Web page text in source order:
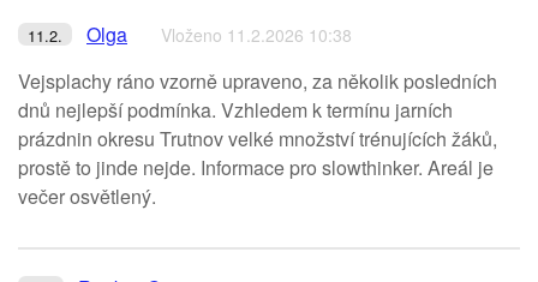
11.2. Olga Vloženo 11.2.2026 10:38
Vejsplachy ráno vzorně upraveno, za několik posledních
dnů nejlepší podmínka. Vzhledem k termínu jarních
prázdnin okresu Trutnov velké množství trénujících žáků,
prostě to jinde nejde. Informace pro slowthinker. Areál je
večer osvětlený.